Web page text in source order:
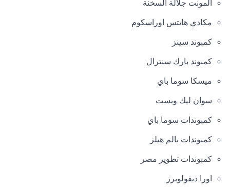
المونت جلالة السخنة
مكادي هايتس اوراسكوم
كمبوند سينز
كمبوند بارك سنترال
ميسكا سوما باي
سوان ليك ويست
كمبوندات سوما باي
كمبوندات بالم هيلز
كمبوندات تطوير مصر
اورا ديفولوبرز